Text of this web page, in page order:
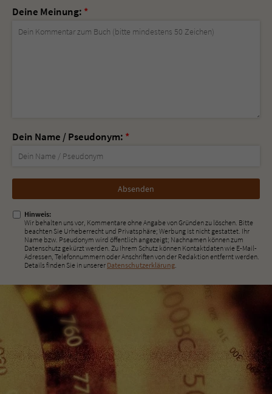
Deine Meinung: *
Dein Name / Pseudonym: *
Nicht
ausfüllen!
Hinweis:
Wir behalten uns vor, Kommentare ohne Angabe von Gründen zu löschen. Bitte
beachten Sie Urheberrecht und Privatsphäre; Werbung ist nicht gestattet. Ihr
Name bzw. Pseudonym wird öffentlich angezeigt; Nachnamen können zum
Datenschutz gekürzt werden. Zu Ihrem Schutz können Kontaktdaten wie E-Mail-
Adressen, Telefonnummern oder Anschriften von der Redaktion entfernt werden.
Details finden Sie in unserer Datenschutzerklärung